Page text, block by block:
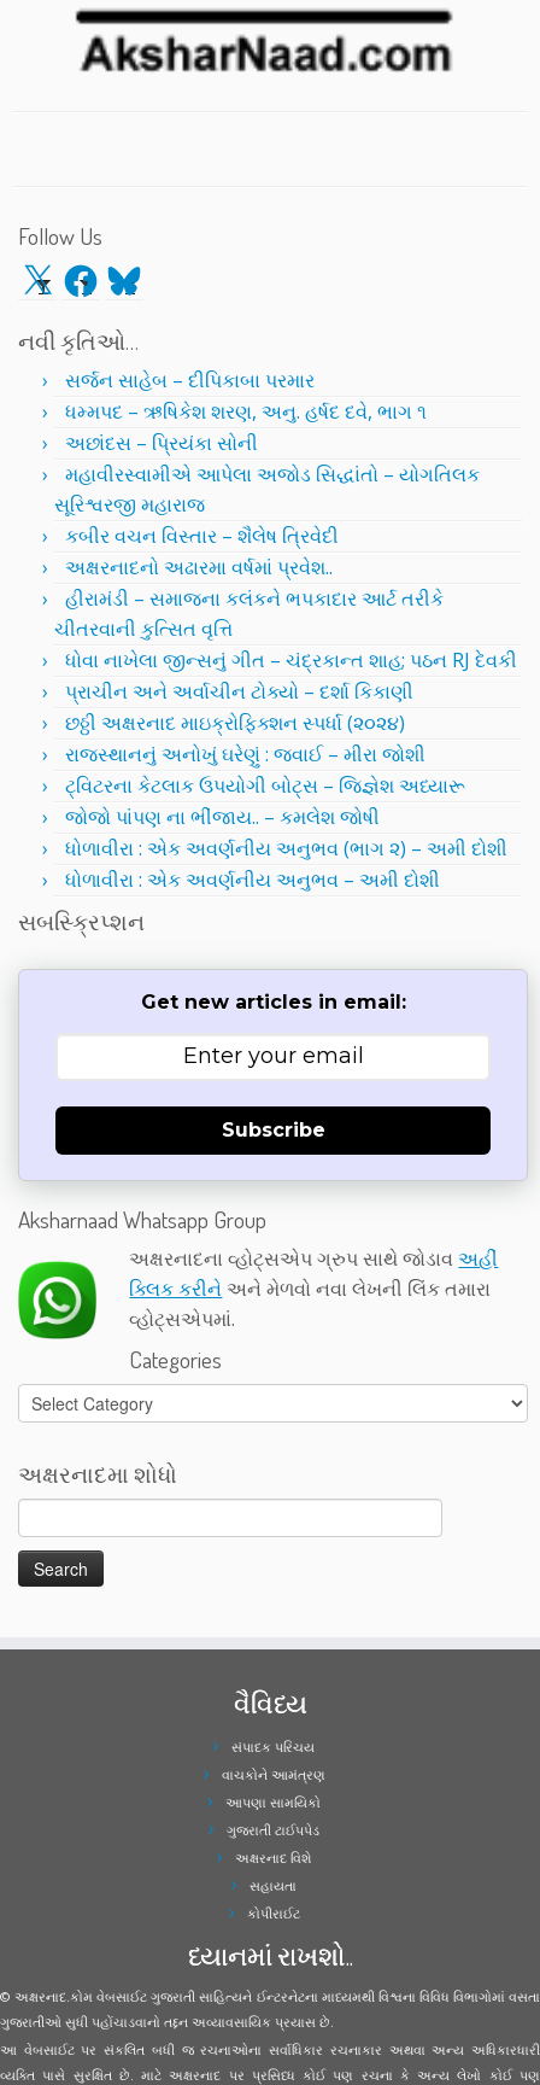
Follow Us
X Facebook
Bluesky
નવી કૃતિઓ…
સર્જન સાહેબ – દીપિકાબા પરમાર
ધમ્મપદ – ઋષિકેશ શરણ, અનુ. હર્ષદ દવે, ભાગ ૧
અછાંદસ – પ્રિયંકા સોની
મહાવીરસ્વામીએ આપેલા અજોડ સિદ્ધાંતો – યોગતિલક
સૂરિશ્વરજી મહારાજ
કબીર વચન વિસ્તાર – શૈલેષ ત્રિવેદી
અક્ષરનાદનો અઢારમા વર્ષમાં પ્રવેશ..
હીરામંડી – સમાજના કલંકને ભપકાદાર આર્ટ તરીકે
ચીતરવાની કુત્સિત વૃત્તિ
ધોવા નાખેલા જીન્સનું ગીત – ચંદ્રકાન્ત શાહ; પઠન RJ દેવકી
પ્રાચીન અને અર્વાચીન ટોક્યો – દર્શા કિકાણી
છઠ્ઠી અક્ષરનાદ માઇક્રોફિક્શન સ્પર્ધા (૨૦૨૪)
રાજસ્થાનનું અનોખું ઘરેણું : જવાઈ – મીરા જોશી
ટ્વિટરના કેટલાક ઉપયોગી બોટ્સ – જિજ્ઞેશ અધ્યારૂ
જોજો પાંપણ ના ભીંજાય.. – કમલેશ જોષી
ધોળાવીરા : એક અવર્ણનીય અનુભવ (ભાગ ૨) – અમી દોશી
ધોળાવીરા : એક અવર્ણનીય અનુભવ – અમી દોશી
સબસ્ક્રિપ્શન
Get new articles in email:
Subscribe
Aksharnaad Whatsapp Group
અક્ષરનાદના વ્હોટ્સએપ ગ્રુપ સાથે જોડાવઅહીં
ક્લિક કરીને અને મેળવો નવા લેખની લિંક તમારા
વ્હોટ્સએપમાં.
Categories
Categories
અક્ષરનાદમા શોધો
વૈવિધ્ય
સંપાદક પરિચય
વાચકોને આમંત્રણ
આપણા સામયિકો
ગુજરાતી ટાઈપપેડ
અક્ષરનાદ વિશે
સહાયતા
કોપીરાઈટ
ધ્યાનમાં રાખશો..
© અક્ષરનાદ.કોમ વેબસાઈટ ગુજરાતી સાહિત્યને ઈન્ટરનેટના માધ્યમથી વિશ્વના વિવિધ વિભાગોમાં વસતા
ગુજરાતીઓ સુધી પહોંચાડવાનો તદ્દન અવ્યાવસાયિક પ્રયાસ છે.
આ વેબસાઈટ પર સંકલિત બધી જ રચનાઓના સર્વાધિકાર રચનાકાર અથવા અન્ય અધિકારધારી
વ્યક્તિ પાસે સુરક્ષિત છે. માટે અક્ષરનાદ પર પ્રસિધ્ધ કોઈ પણ રચના કે અન્ય લેખો કોઈ પણ